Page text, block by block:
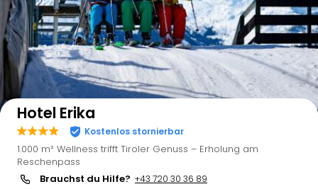
Auf der Karte anzeigen
Hotel Erika
Kostenlos stornierbar
1.000 m² Wellness trifft Tiroler Genuss – Erholung am
Reschenpass
Brauchst du Hilfe? +43 720 30 36 89